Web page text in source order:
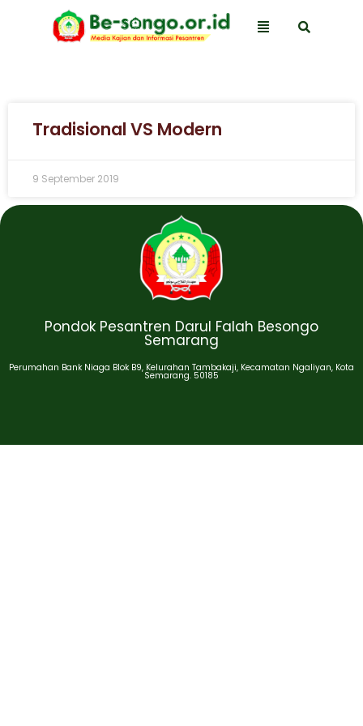
Tradisional VS Modern
9 September 2019
Pondok Pesantren Darul Falah Besongo
Semarang
Perumahan Bank Niaga Blok B9, Kelurahan Tambakaji, Kecamatan Ngaliyan, Kota
Semarang. 50185